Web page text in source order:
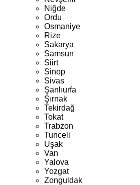
Niğde
Ordu
Osmaniye
Rize
Sakarya
Samsun
Siirt
Sinop
Sivas
Şanlıurfa
Şırnak
Tekirdağ
Tokat
Trabzon
Tunceli
Uşak
Van
Yalova
Yozgat
Zonguldak